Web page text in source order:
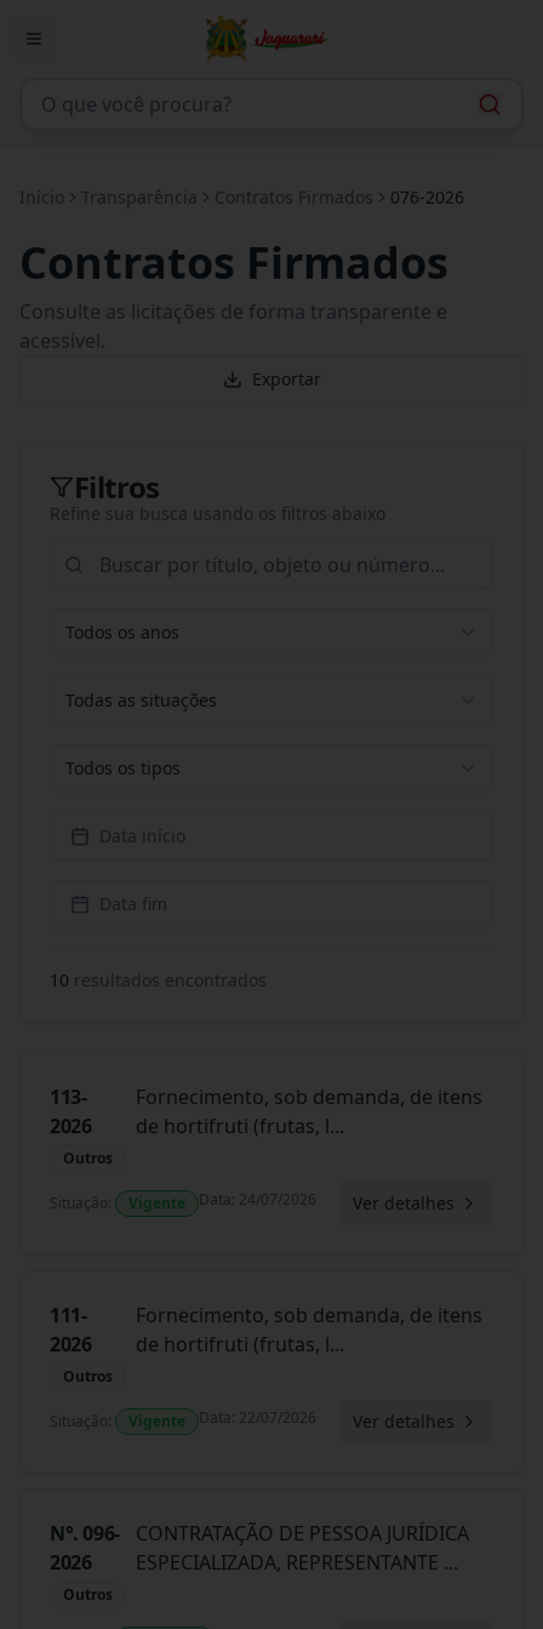
Início Transparência Contratos Firmados 076-2026
Contratos Firmados
Consulte as licitações de forma transparente e
acessível.
Exportar
Filtros
Refine sua busca usando os filtros abaixo
Todos os anos
Todas as situações
Todos os tipos
Data início
Data fim
10 resultados encontrados
113-
2026
Outros
Fornecimento, sob demanda, de itens
de hortifruti (frutas, l...
Situação: Vigente Data: 24/07/2026 Ver detalhes
111-
2026
Outros
Fornecimento, sob demanda, de itens
de hortifruti (frutas, l...
Situação: Vigente Data: 22/07/2026 Ver detalhes
N°. 096-
2026
Outros
CONTRATAÇÃO DE PESSOA JURÍDICA
ESPECIALIZADA, REPRESENTANTE ...